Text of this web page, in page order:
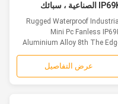
IP69K الصناعية ، سبائك
الألومنيوم 8th Rugged MiniRugged Waterproof Industrial
Mini Pc Fanless
Aluminium Alloy 8th The
Computers
عرض التفاصيل